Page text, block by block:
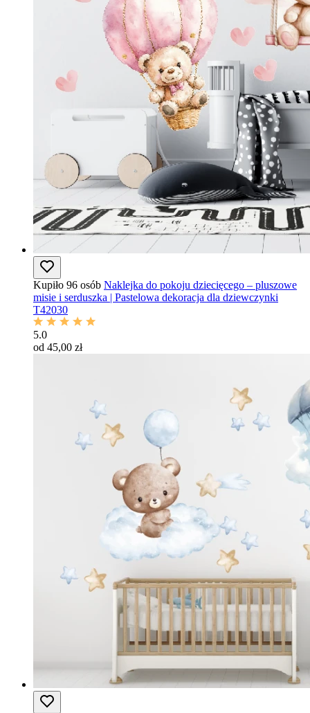
Kupiło 96 osób Naklejka do pokoju dziecięcego – pluszowe
misie i serduszka | Pastelowa dekoracja dla dziewczynki
T42030
5.0
od 45,00 zł